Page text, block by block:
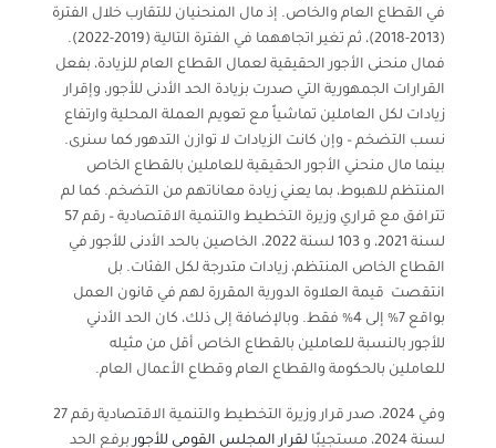
في القطاع العام والخاص. إذ مال المنحنيان للتقارب خلال الفترة
(2013-2018)، ثم تغير اتجاههما في الفترة التالية (2019-2022).
فمال منحنى الأجور الحقيقية لعمال القطاع العام للزيادة، بفعل
القرارات الجمهورية التي صدرت بزيادة الحد الأدنى للأجور، وإقرار
زيادات لكل العاملين تماشياً مع تعويم العملة المحلية وارتفاع
نسب التضخم – وإن كانت الزيادات لا توازن التدهور كما سنرى.
بينما مال منحني الأجور الحقيقية للعاملين بالقطاع الخاص
المنتظم للهبوط، بما يعني زيادة معاناتهم من التضخم. كما لم
تترافق مع
قراري وزيرة التخطيط والتنمية الاقتصادية – رقم 57
لسنة 2021، و 103 لسنة 2022،
الخاصين بالحد الأدنى للأجور في
القطاع الخاص المنتظم، زيادات متدرجة لكل الفئات. بل
انتقصت قيمة العلاوة الدورية المقررة لهم في قانون العمل
بواقع 7% إلى 4% فقط
. وبالإضافة إلى ذلك، كان الحد الأدني
للأجور بالنسبة للعاملين بالقطاع الخاص أقل من مثيله
للعاملين بالحكومة والقطاع العام وقطاع الأعمال العام.
وفي 2024، صدر قرار وزيرة التخطيط والتنمية الاقتصادية رقم 27
لسنة 2024، مستجيبًا
لقرار المجلس القومي للأجور برفع الحد